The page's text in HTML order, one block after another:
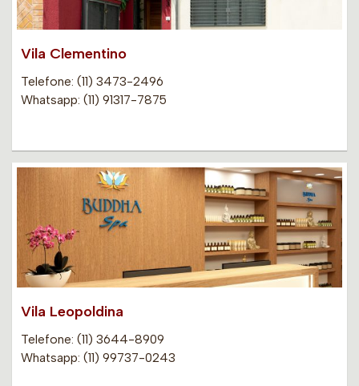
Vila Clementino
Telefone: (11) 3473-2496
Whatsapp: (11) 91317-7875
Vila Leopoldina
Telefone: (11) 3644-8909
Whatsapp: (11) 99737-0243